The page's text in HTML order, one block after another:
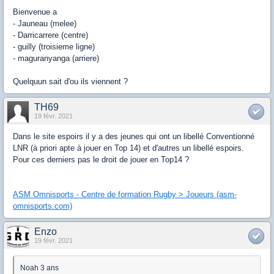
Bienvenue a
- Jauneau (melee)
- Darricarrere (centre)
- guilly (troisieme ligne)
- maguranyanga (arriere)
Quelquun sait d'ou ils viennent ?
TH69
19 févr. 2021
Dans le site espoirs il y a des jeunes qui ont un libellé Conventionné
LNR (à priori apte à jouer en Top 14) et d'autres un libellé espoirs.
Pour ces derniers pas le droit de jouer en Top14 ?
ASM Omnisports - Centre de formation Rugby > Joueurs (asm-
omnisports.com)
Enzo
19 févr. 2021
Noah 3 ans